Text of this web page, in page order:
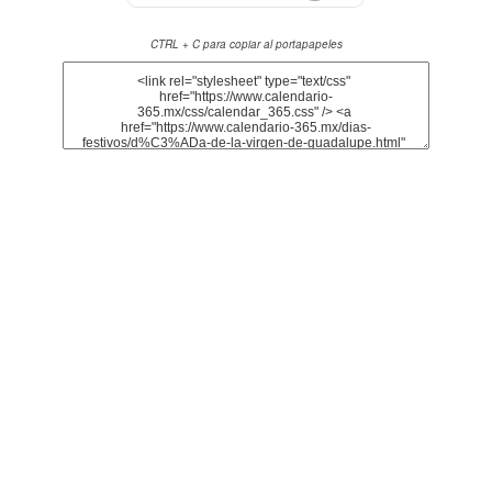
CTRL + C para copiar al portapapeles